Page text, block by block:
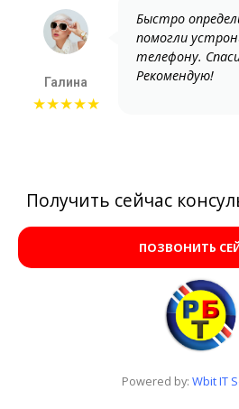
Быстро
помогли
телефону.
Рекомендую!
Галина
★★★★★
Получить сейчас
ПОЗВОНИТЬ
Powered by: Wbit IT